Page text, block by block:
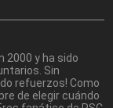
2000 y ha sido
Sin
refuerzos! Como
de elegir cuándo